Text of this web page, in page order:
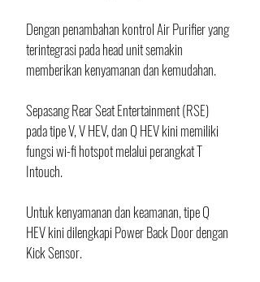
Dengan penambahan kontrol Air Purifier yang
terintegrasi pada head unit semakin
memberikan kenyamanan dan kemudahan.
Sepasang Rear Seat Entertainment (RSE)
pada tipe V, V HEV, dan Q HEV kini memiliki
fungsi wi-fi hotspot melalui perangkat T
Intouch.
Untuk kenyamanan dan keamanan, tipe Q
HEV kini dilengkapi Power Back Door dengan
Kick Sensor.